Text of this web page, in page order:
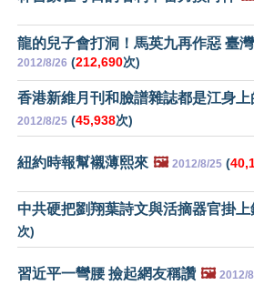
龍的兒子會打洞！馬英九再作惡 臺
2012/8/26 (212,690次)
香港新維月刊和臉譜雜誌都是江身
2012/8/25 (45,938次)
紐約時報幫襯薄熙來 🖼️ 2012/8/25 (
中共硬把劉翔葉詩文與活摘器官掛上
次)
習近平一彎腰 撿起網友稱讚 🖼️ 2012/